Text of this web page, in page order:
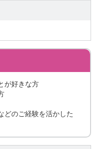
が好きな方
どのご経験を活かした